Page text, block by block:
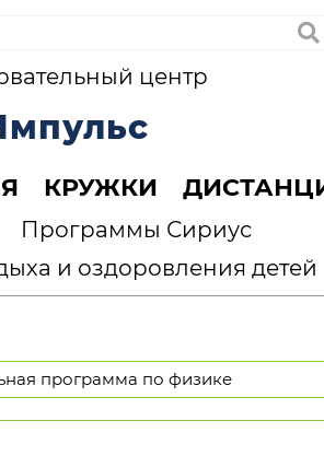
центр
Программы Сириус
и оздоровления детей
КРУЖКИ
программа по физике